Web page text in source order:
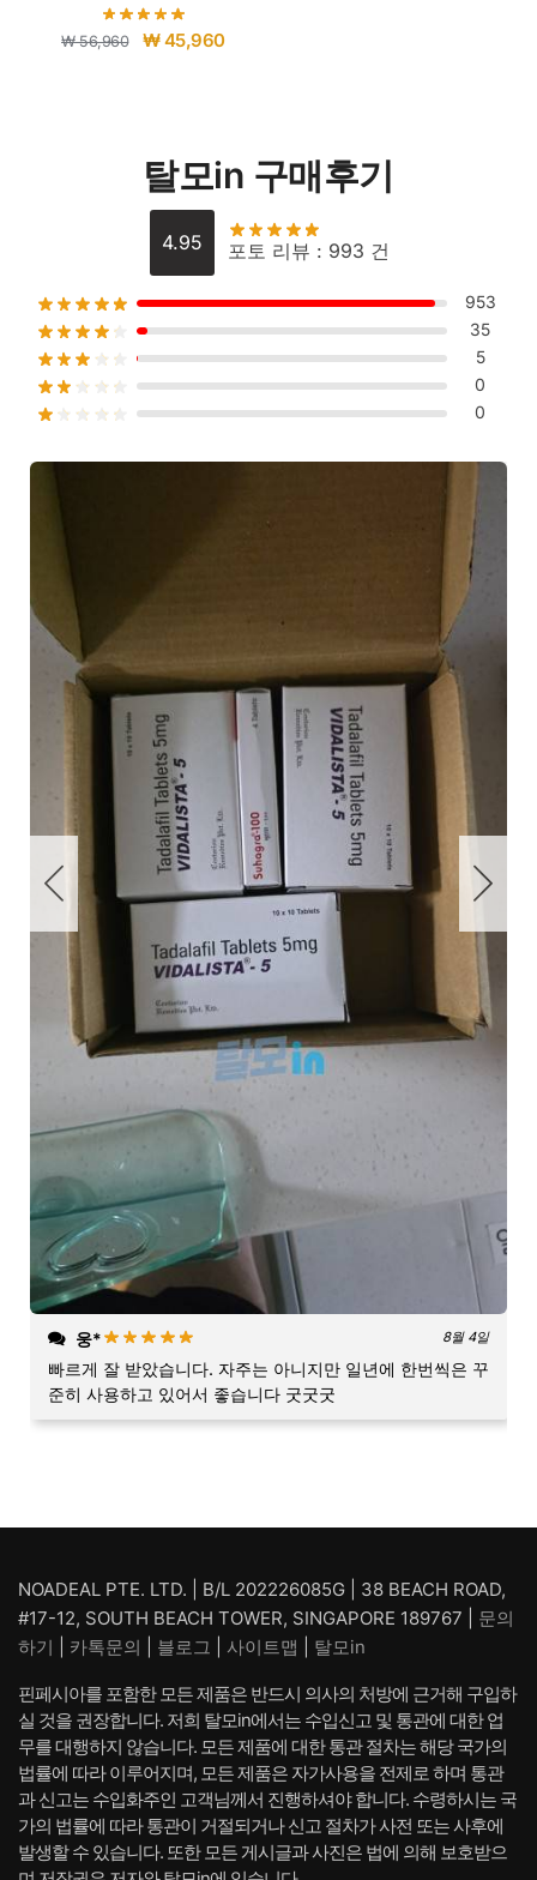
₩56,960 ₩45,960
탈모in 구매후기
4.95 포토 리뷰 : 993 건
953
35
5
0
0
웅* 8월 4일
빠르게 잘 받았습니다. 자주는 아니지만 일년에 한번씩은 꾸
준히 사용하고 있어서 좋습니다 굿굿굿
NOADEAL PTE. LTD. | B/L 202226085G | 38 BEACH ROAD,
#17-12, SOUTH BEACH TOWER, SINGAPORE 189767 | 문의
하기
카톡문의 블로그 사이트맵 탈모in
핀페시아를 포함한 모든 제품은 반드시 의사의 처방에 근거해 구입하
실 것을 권장합니다. 저희 탈모in에서는 수입신고 및 통관에 대한 업
무를 대행하지 않습니다. 모든 제품에 대한 통관 절차는 해당 국가의
법률에 따라 이루어지며, 모든 제품은 자가사용을 전제로 하며 통관
과 신고는 수입화주인 고객님께서 진행하셔야 합니다. 수령하시는 국
가의 법률에 따라 통관이 거절되거나 신고 절차가 사전 또는 사후에
발생할 수 있습니다. 또한 모든 게시글과 사진은 법에 의해 보호받으